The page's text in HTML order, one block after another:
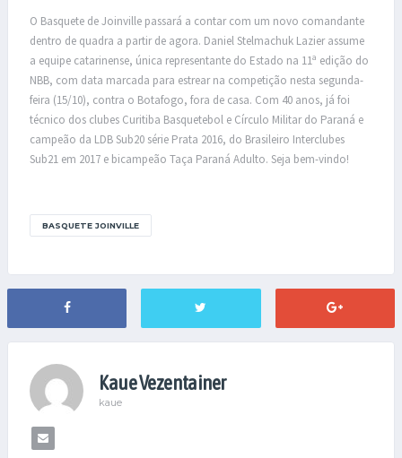
O Basquete de Joinville passará a contar com um novo comandante
dentro de quadra a partir de agora. Daniel Stelmachuk Lazier assume
a equipe catarinense, única representante do Estado na 11ª edição do
NBB, com data marcada para estrear na competição nesta segunda-
feira (15/10), contra o Botafogo, fora de casa. Com 40 anos, já foi
técnico dos clubes Curitiba Basquetebol e Círculo Militar do Paraná e
campeão da LDB Sub20 série Prata 2016, do Brasileiro Interclubes
Sub21 em 2017 e bicampeão Taça Paraná Adulto. Seja bem-vindo!
BASQUETE JOINVILLE
Kaue Vezentainer
kaue